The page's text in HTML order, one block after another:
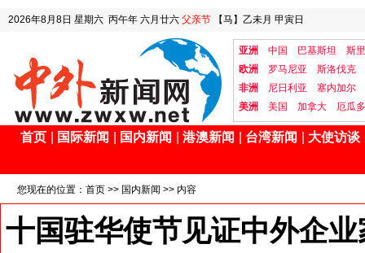
2026年8月8日 星期六 丙午年 六月廿六 父亲节 【马】乙未月 甲寅日
亚洲 中国 巴基斯坦
斯
欧洲
罗马尼亚
斯洛伐克
非洲
尼日利亚
塞内加尔
美洲
美国 加拿大 厄瓜
首页 国际新闻 国内新闻 港澳新闻 台湾新闻 大使访谈
您现在的位置： 首页 >> 国内新闻 >> 内容
十国驻华使节见证中外企